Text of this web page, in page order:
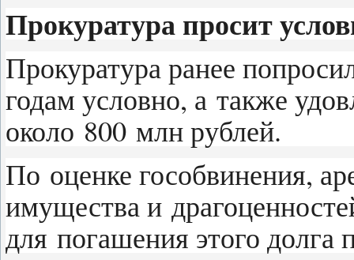
Прокуратура просит
Прокуратура ранее
годам условно, а также
около 800 млн рублей.
По оценке гособвинения,
имущества и
для погашения этого долга